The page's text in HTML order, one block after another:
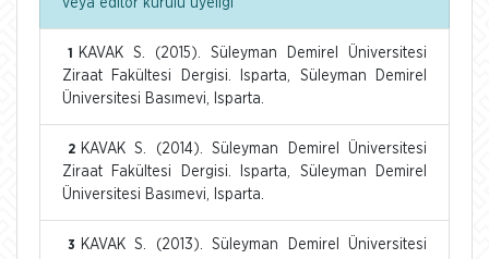
veya editör kurulu üyeliği
1
KAVAK S. (2015). Süleyman Demirel Üniversitesi
Ziraat Fakültesi Dergisi. Isparta, Süleyman Demirel
Üniversitesi Basımevi, Isparta.
2 KAVAK S. (2014). Süleyman Demirel Üniversitesi
Ziraat Fakültesi Dergisi. Isparta, Süleyman Demirel
Üniversitesi Basımevi, Isparta.
3
KAVAK S. (2013). Süleyman Demirel Üniversitesi